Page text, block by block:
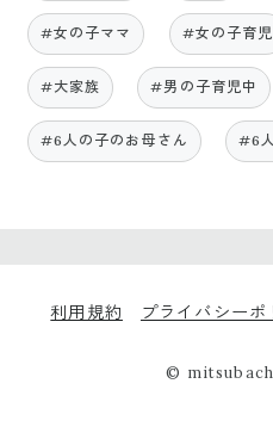
#女の子ママ #女の子育児
#大家族 #男の子育児中
#6人の子のお母さん #6
利用規約 プライバシーポ
©